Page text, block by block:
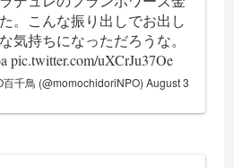
。こんな振り出しでお出し
気持ちになっただろうな。
pic.twitter.com/uXCrJu37Oe
千鳥 (@momochidoriNPO)August 3